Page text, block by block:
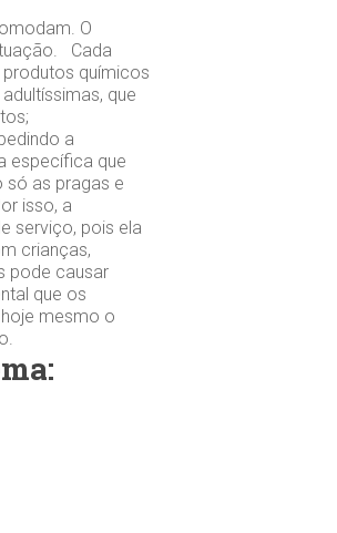
O
Cada
químicos
que
a
específica que
só as pragas e
isso, a
serviço, pois ela
crianças,
pode causar
que os
mesmo o